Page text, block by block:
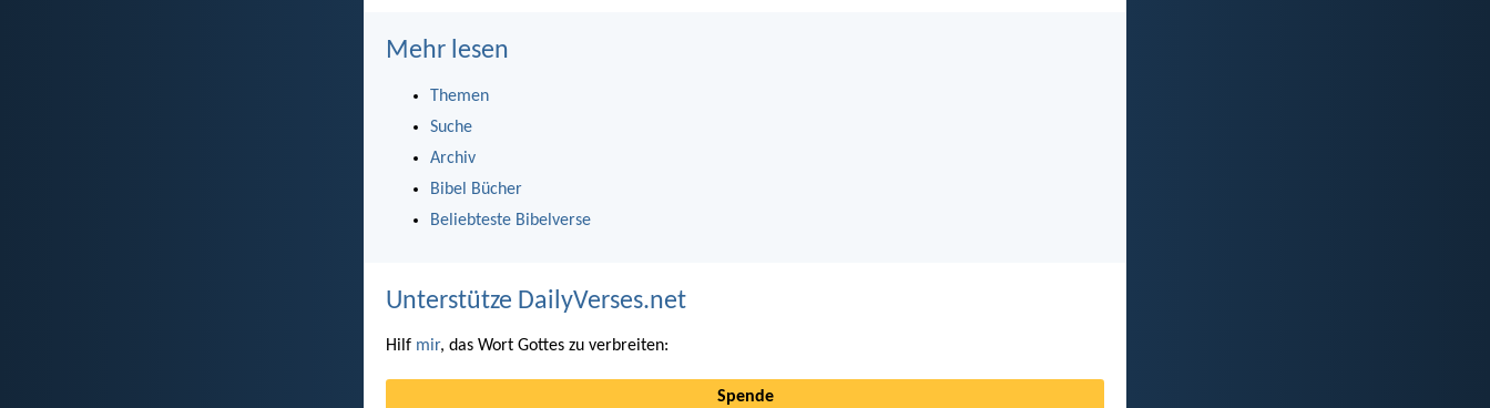
Mehr lesen
Themen
Suche
Archiv
Bibel Bücher
Beliebteste Bibelverse
Unterstütze DailyVerses.net
Hilf mir, das Wort Gottes zu verbreiten:
Spende